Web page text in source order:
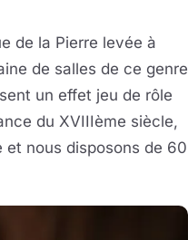
de la Pierre levée à
de salles de ce genre
un effet jeu de rôle
du XVIIIème siècle,
nous disposons de 60